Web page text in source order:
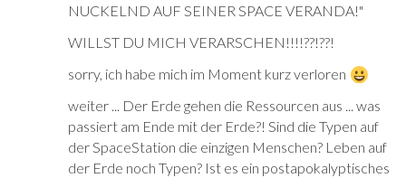
NUCKELND AUF SEINER SPACE VERANDA!"
WILLST DU MICH VERARSCHEN!!!!??!??!
sorry, ich habe mich im Moment kurz verloren
weiter ... Der Erde gehen die Ressourcen aus ... was
passiert am Ende mit der Erde?! Sind die Typen auf
der SpaceStation die einzigen Menschen? Leben auf
der Erde noch Typen? Ist es ein postapokalyptisches